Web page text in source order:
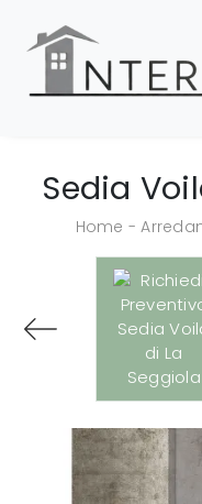
Sedia
Home -